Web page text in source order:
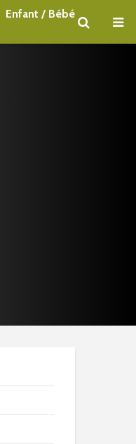
Enfant / Bébé